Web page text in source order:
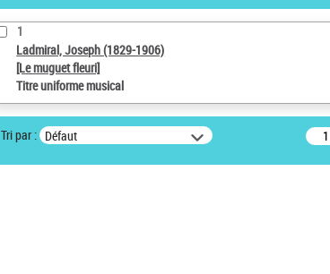
1
Ladmiral, Joseph (1829-1906)
[Le muguet fleuri]
Titre uniforme musical
Tri par : Défaut